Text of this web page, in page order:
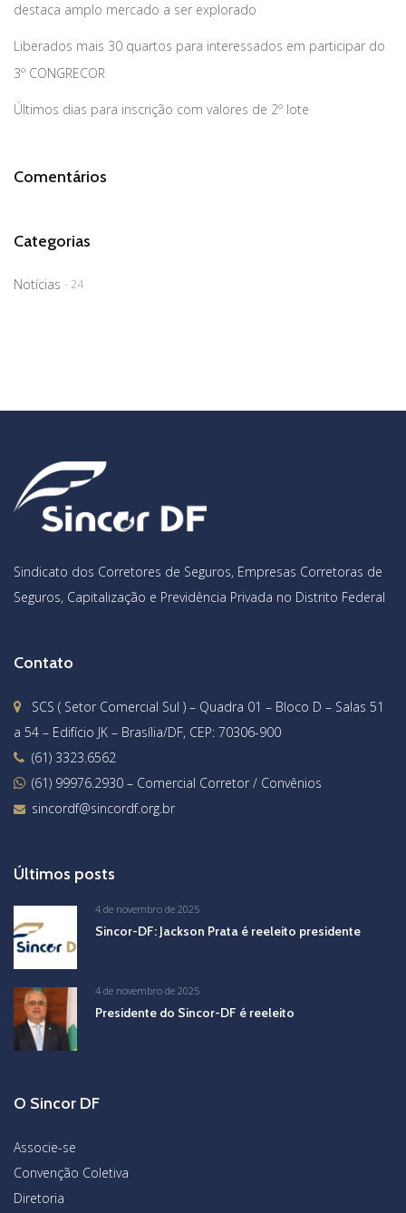
destaca amplo mercado a ser explorado
Liberados mais 30 quartos para interessados em participar do
3º CONGRECOR
Últimos dias para inscrição com valores de 2º lote
Comentários
Categorias
Notícias - 24
Sindicato dos Corretores de Seguros, Empresas Corretoras de
Seguros, Capitalização e Previdência Privada no Distrito Federal
Contato
SCS ( Setor Comercial Sul ) – Quadra 01 – Bloco D – Salas 51
a 54 – Edifício JK – Brasília/DF, CEP: 70306-900
(61) 3323.6562
(61) 99976.2930 – Comercial Corretor / Convênios
sincordf@sincordf.org.br
Últimos posts
4 de novembro de 2025
Sincor-DF: Jackson Prata é reeleito presidente
4 de novembro de 2025
Presidente do Sincor-DF é reeleito
O Sincor DF
Associe-se
Convenção Coletiva
Diretoria